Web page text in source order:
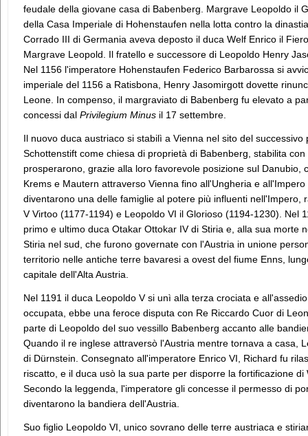
feudale della giovane casa di Babenberg. Margrave Leopoldo il
della Casa Imperiale di Hohenstaufen nella lotta contro la
Corrado III di Germania aveva deposto il duca Welf Enrico il
Margrave Leopold. Il fratello e successore di Leopoldo Henry
Nel 1156 l'imperatore Hohenstaufen Federico Barbarossa si
imperiale del 1156 a Ratisbona, Henry Jasomirgott dovette
Leone. In compenso, il margraviato di Babenberg fu elevato a
concessi dal Privilegium Minus il 17 settembre.
Il nuovo duca austriaco si stabilì a Vienna nel sito del
Schottenstift come chiesa di proprietà di Babenberg, stabilita
prosperarono, grazie alla loro favorevole posizione sul
Krems e Mautern attraverso Vienna fino all'Ungheria e
diventarono una delle famiglie al potere più influenti nell'Impero,
V Virtoo (1177-1194) e Leopoldo VI il Glorioso (1194-1230). Nel
primo e ultimo duca Otakar Ottokar IV di Stiria e, alla sua morte
Stiria nel sud, che furono governate con l'Austria in unione
territorio nelle antiche terre bavaresi a ovest del fiume Enns,
capitale dell'Alta Austria.
Nel 1191 il duca Leopoldo V si unì alla terza crociata e
occupata, ebbe una feroce disputa con Re Riccardo Cuor di
parte di Leopoldo del suo vessillo Babenberg accanto alle
Quando il re inglese attraversò l'Austria mentre tornava a casa,
di Dürnstein. Consegnato all'imperatore Enrico VI, Richard fu
riscatto, e il duca usò la sua parte per disporre la fortificazione
Secondo la leggenda, l'imperatore gli concesse il permesso di
diventarono la bandiera dell'Austria.
Suo figlio Leopoldo VI, unico sovrano delle terre austriaca e